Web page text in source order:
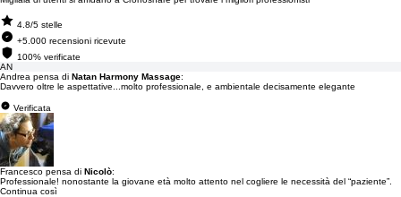
4.8/5 stelle
+5.000 recensioni ricevute
100% verificate
AN
Andrea pensa di Natan Harmony Massage:
Davvero oltre le aspettative...molto professionale, e ambientale decisamente elegante
Verificata
Francesco pensa di Nicolò:
Professionale! nonostante la giovane età molto attento nel cogliere le necessità del “paziente”.
Continua così